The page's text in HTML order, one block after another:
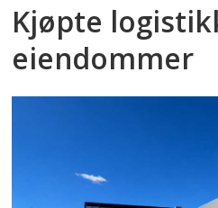
Kjøpte
eiendommer